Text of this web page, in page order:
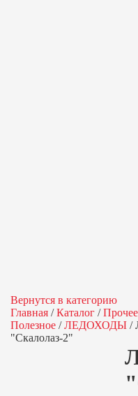
Вернутся в категорию
Главная /Каталог /Прочее
Полезное /ЛЕДОХОДЫ /
"Скалолаз-2"